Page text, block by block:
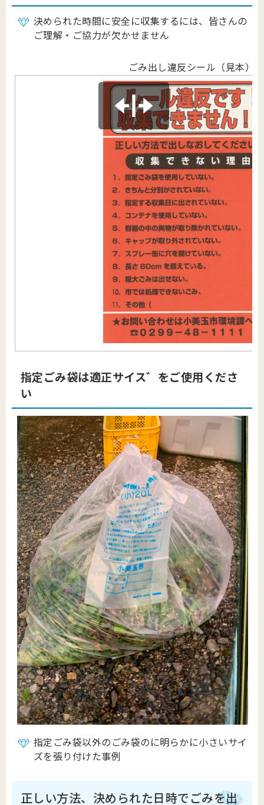
決められた時間に安全に収集するには、皆さんの
ご理解・ご協力が欠かせません
ごみ出し違反シール（見本）
指定ごみ袋は適正サイス゛をご使用くださ
い
指定ごみ袋以外のごみ袋のに明らかに小さいサイ
ズを張り付けた事例
正しい方法、決められた日時でごみを出